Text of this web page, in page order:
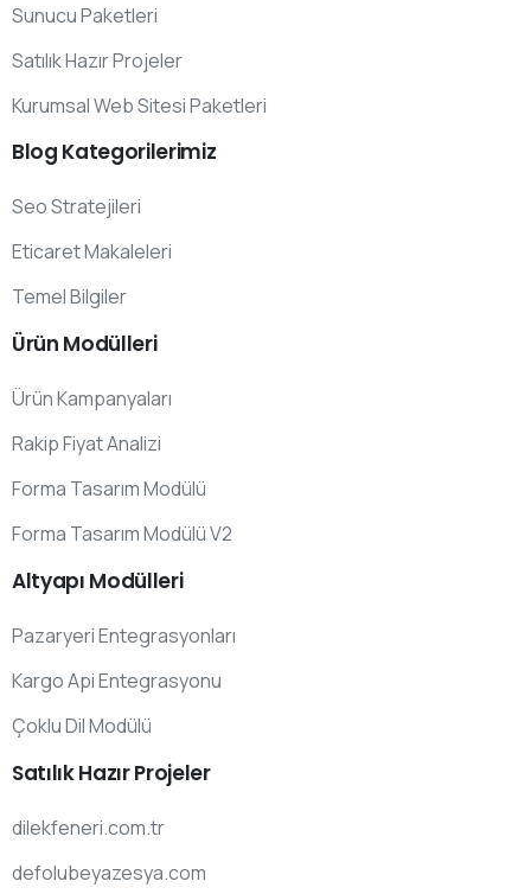
Sunucu Paketleri
Satılık Hazır Projeler
Kurumsal Web Sitesi Paketleri
Blog Kategorilerimiz
Seo Stratejileri
Eticaret Makaleleri
Temel Bilgiler
Ürün Modülleri
Ürün Kampanyaları
Rakip Fiyat Analizi
Forma Tasarım Modülü
Forma Tasarım Modülü V2
Altyapı Modülleri
Pazaryeri Entegrasyonları
Kargo Api Entegrasyonu
Çoklu Dil Modülü
SatılıkHazırProjeler
dilekfeneri.com.tr
defolubeyazesya.com